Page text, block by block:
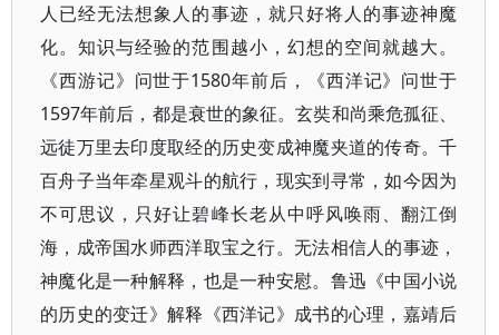
人已经无法想象人的事迹，就只好将人的事迹神魔
化。知识与经验的范围越小，幻想的空间就越大。
《西游记》问世于1580年前后，《西洋记》问世于
1597年前后，都是衰世的象征。玄奘和尚乘危孤征、
远徒万里去印度取经的历史变成神魔夹道的传奇。千
百舟子当年牵星观斗的航行，现实到寻常，如今因为
不可思议，只好让碧峰长老从中呼风唤雨、翻江倒
海，成帝国水师西洋取宝之行。无法相信人的事迹，
神魔化是一种解释，也是一种安慰。鲁迅《中国小说
的历史的变迁》解释《西洋记》成书的心理，嘉靖后